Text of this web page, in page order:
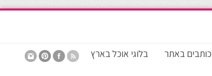
כותבים באתר בלוגי אוכל בארץ